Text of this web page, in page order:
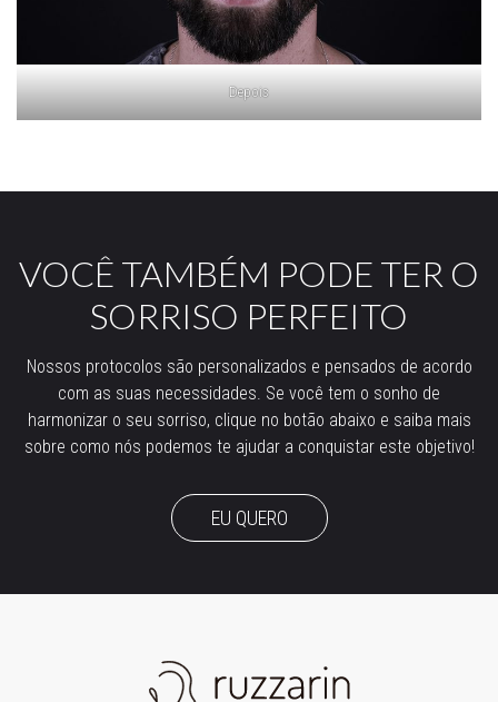
Depois
VOCÊ TAMBÉM PODE TER O
SORRISO PERFEITO
Nossos protocolos são personalizados e pensados de acordo
com as suas necessidades. Se você tem o sonho de
harmonizar o seu sorriso, clique no botão abaixo e saiba mais
sobre como nós podemos te ajudar a conquistar este objetivo!
EU QUERO